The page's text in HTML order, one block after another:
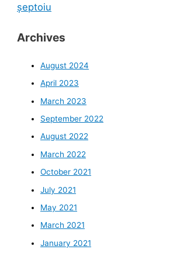
șeptoiu
Archives
August 2024
April 2023
March 2023
September 2022
August 2022
March 2022
October 2021
July 2021
May 2021
March 2021
January 2021